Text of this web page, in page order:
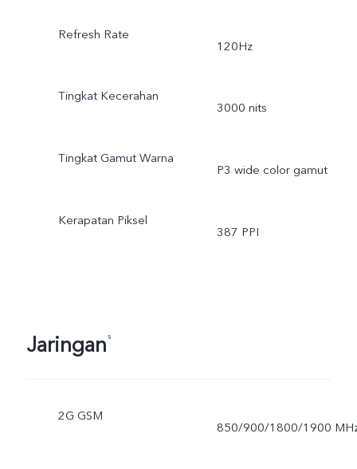
Refresh Rate
120Hz
Tingkat Kecerahan
3000 nits
Tingkat Gamut Warna
P3 wide color gamut
Kerapatan Piksel
387 PPI
Jaringan⁵
2G GSM
850/900/1800/1900